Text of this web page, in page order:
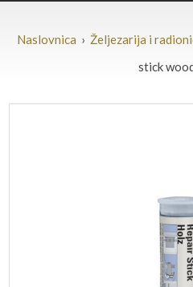
Naslovnica › Željezarija i
stick